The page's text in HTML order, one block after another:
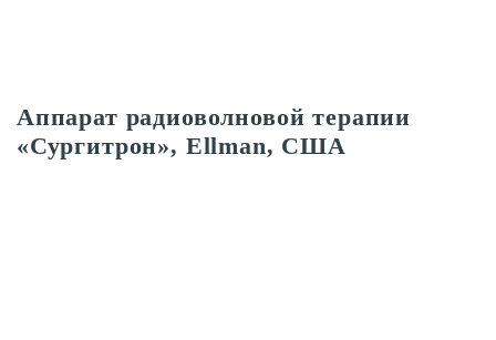
Аппарат радиоволновой терапии
«Сургитрон», Ellman, США